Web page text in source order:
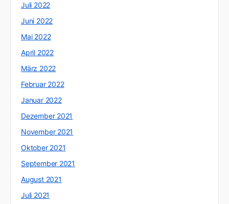
Juli 2022
Juni 2022
Mai 2022
April 2022
März 2022
Februar 2022
Januar 2022
Dezember 2021
November 2021
Oktober 2021
September 2021
August 2021
Juli 2021